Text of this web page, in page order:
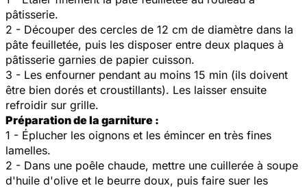
pâtisserie.
2 - Découper des cercles de 12 cm de diamètre dans la
pâte feuilletée, puis les disposer entre deux plaques à
pâtisserie garnies de papier cuisson.
3 - Les enfourner pendant au moins 15 min (ils doivent
être bien dorés et croustillants). Les laisser ensuite
refroidir sur grille.
Préparation de la garniture :
1 - Éplucher les oignons et les émincer en très fines
lamelles.
2 - Dans une poêle chaude, mettre une cuillerée à soupe
d'huile d'olive et le beurre doux, puis faire suer les